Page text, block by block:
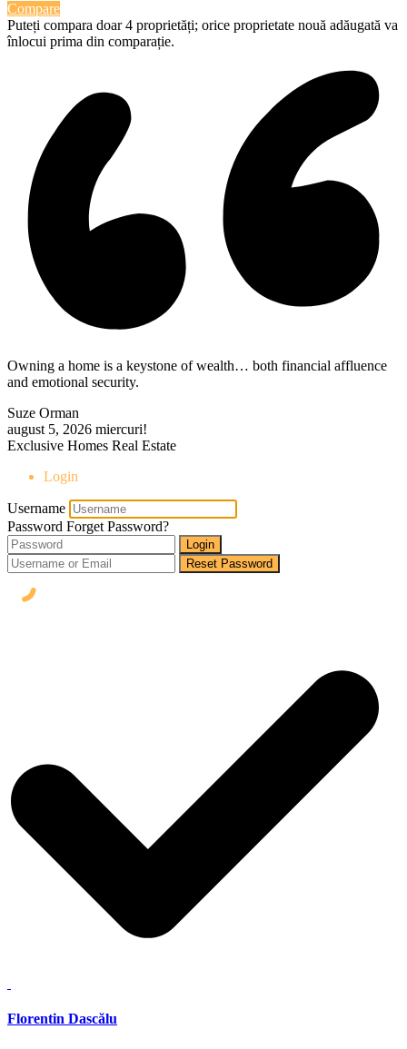
Compare
Puteți compara doar 4 proprietăți; orice proprietate nouă adăugată va
înlocui prima din comparație.
Owning a home is a keystone of wealth… both financial affluence
and emotional security.
Suze Orman
august 5, 2026 miercuri!
Exclusive Homes Real Estate
Login
Username
Password Forget Password?
Login
Reset Password
Florentin Dascălu